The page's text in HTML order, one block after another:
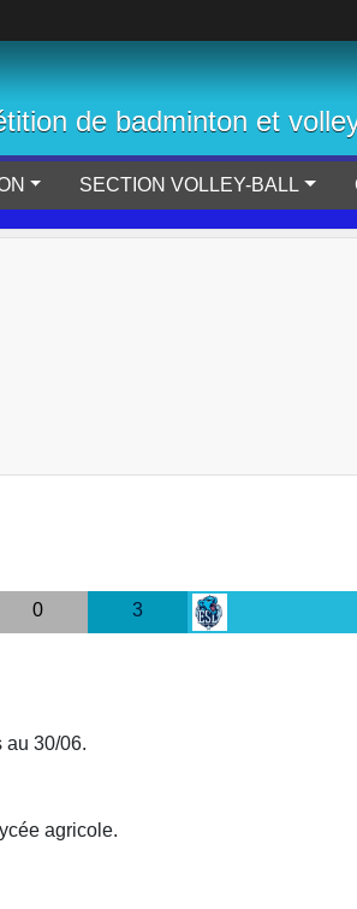
de badminton et
SECTION VOLLEY-BALL
0 3
au 30/06.
agricole.